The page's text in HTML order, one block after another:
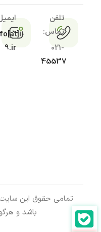
تلفن
تماس:
021-
45537
9.ir
تمامی حقوق این
باشد و